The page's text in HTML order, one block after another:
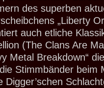
des superben
„Liberty
auch etliche
(The Clans Are
Metal Breakdown“
Stimmbänder beim
Digger’schen